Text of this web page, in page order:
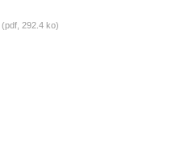
(pdf, 292.4 ko)